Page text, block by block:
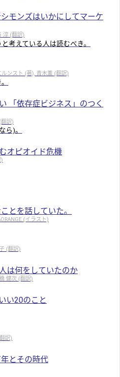
モンズはいかにしてマーケ
淳 (翻訳)
考えている人は読むべき。
ンスト (著), 青木薫 (翻訳)
「依存症ビジネス」のつく
訳)
ら)。
オピオイド危機
とを話していた。
(イラスト)
(翻訳)
は何をしていたのか
健次 (翻訳)
い20のこと
訳)
とその時代